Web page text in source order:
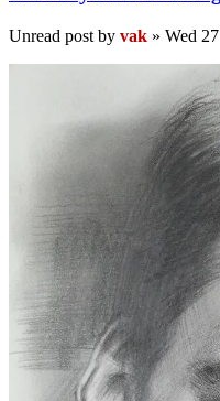
Unread post by vak » Wed